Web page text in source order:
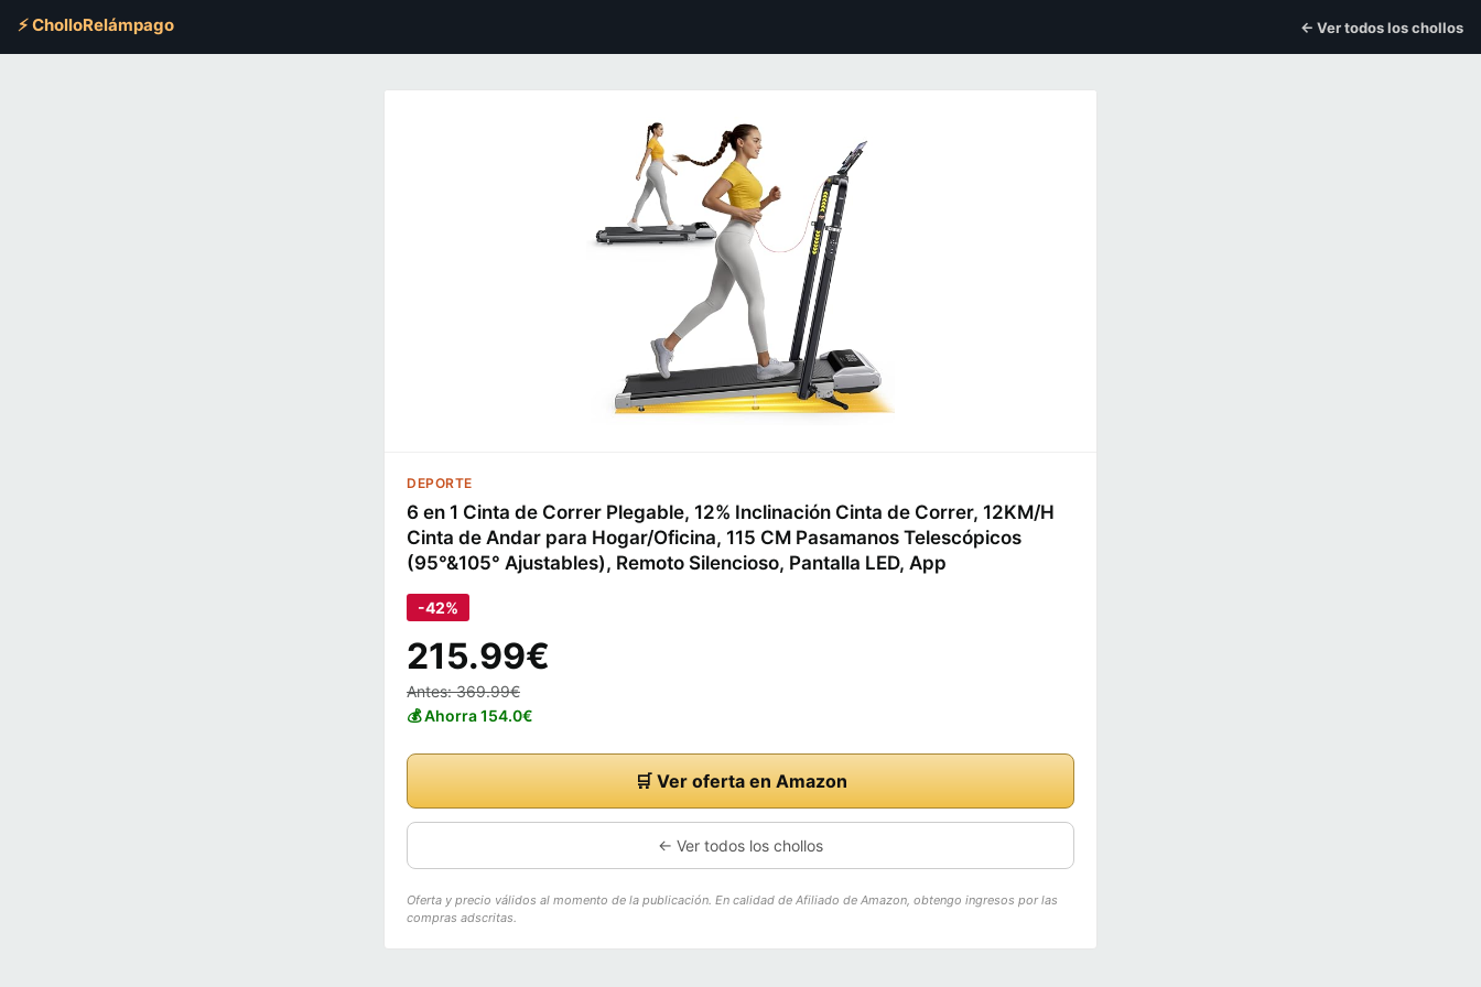
⚡ CholloRelámpago ← Ver todos los chollos
DEPORTE
6 en 1 Cinta de Correr Plegable, 12% Inclinación Cinta de Correr, 12KM/H
Cinta de Andar para Hogar/Oficina, 115 CM Pasamanos Telescópicos
(95°&105° Ajustables), Remoto Silencioso, Pantalla LED, App
-42%
215.99€
Antes: 369.99€
💰 Ahorra 154.0€
🛒 Ver oferta en Amazon
← Ver todos los chollos
Oferta y precio válidos al momento de la publicación. En calidad de Afiliado de Amazon, obtengo ingresos por las
compras adscritas.